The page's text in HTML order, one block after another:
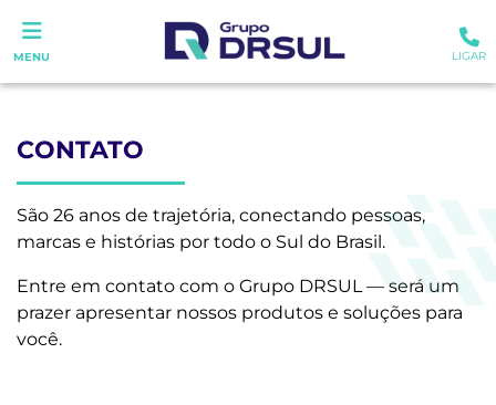
MENU LIGAR
CONTATO
São 26 anos de trajetória, conectando pessoas,
marcas e histórias por todo o Sul do Brasil.
Entre em contato com o Grupo DRSUL — será um
prazer apresentar nossos produtos e soluções para
você.